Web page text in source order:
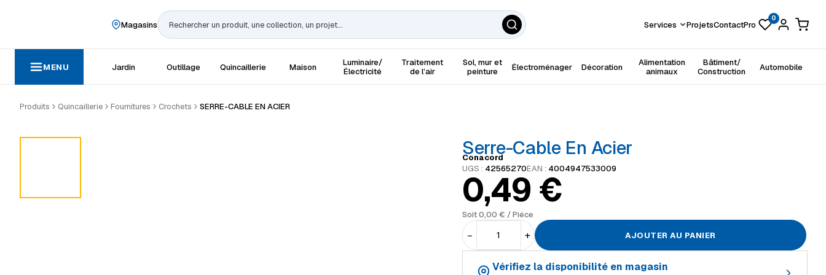
Magasins Rechercher Services ProjetsContactPro
0
MENU Jardin Outillage Quincaillerie Maison
Luminaire/
Électricité
Traitement
de l’air
Sol, mur et
peinture
Électroménager Décoration
Alimentation
animaux
Bâtiment/
Construction
Automobile
Produits Quincaillerie Fournitures Crochets SERRE-CABLE EN ACIER
Serre-Cable En Acier
Conacord
UGS : 42565270EAN : 4004947533009
0,49 €
Soit0,00 € / Piéce
− + AJOUTER AU PANIER
Vérifiez la disponibilité en magasin